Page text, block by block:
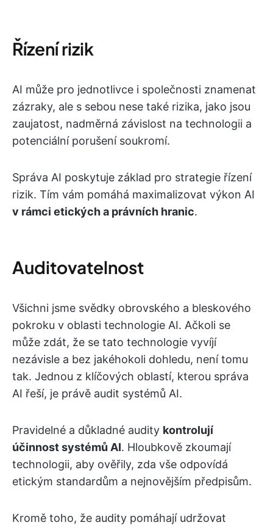
Řízení rizik
AI může pro jednotlivce i společnosti znamenat
zázraky, ale s sebou nese také rizika, jako jsou
zaujatost, nadměrná závislost na technologii a
potenciální porušení soukromí.
Správa AI poskytuje základ pro strategie řízení
rizik. Tím vám pomáhá maximalizovat výkon AI
v rámci etických a právních hranic.
Auditovatelnost
Všichni jsme svědky obrovského a bleskového
pokroku v oblasti technologie AI. Ačkoli se
může zdát, že se tato technologie vyvíjí
nezávisle a bez jakéhokoli dohledu, není tomu
tak. Jednou z klíčových oblastí, kterou správa
AI řeší, je právě audit systémů AI.
Pravidelné a důkladné audity kontrolují
účinnost systémů AI. Hloubkově zkoumají
technologii, aby ověřily, zda vše odpovídá
etickým standardům a nejnovějším předpisům.
Kromě toho, že audity pomáhají udržovat